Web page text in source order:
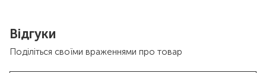
Відгуки
Поділіться своїми враженнями про товар